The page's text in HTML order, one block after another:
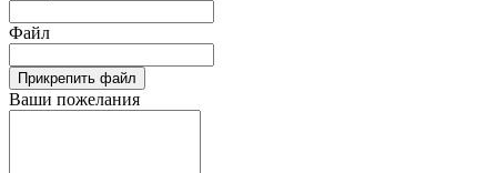
Файл
Прикрепить файл
Ваши пожелания